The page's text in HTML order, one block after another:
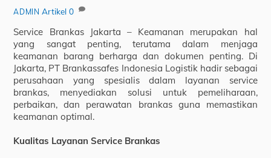
ADMIN Artikel 0
Service Brankas Jakarta – Keamanan merupakan hal
yang sangat penting, terutama dalam menjaga
keamanan barang berharga dan dokumen penting. Di
Jakarta, PT Brankassafes Indonesia Logistik hadir sebagai
perusahaan yang spesialis dalam layanan service
brankas, menyediakan solusi untuk pemeliharaan,
perbaikan, dan perawatan brankas guna memastikan
keamanan optimal.
Kualitas Layanan Service Brankas